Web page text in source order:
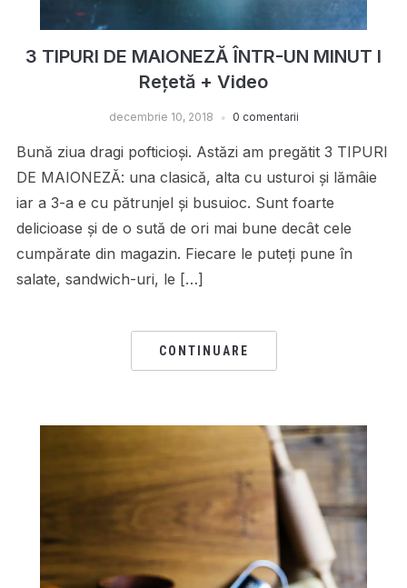
3 TIPURI DE MAIONEZĂ ÎNTR-UN MINUT I
Rețetă + Video
decembrie 10, 2018 0 comentarii
Bună ziua dragi pofticioși. Astăzi am pregătit 3 TIPURI
DE MAIONEZĂ: una clasică, alta cu usturoi și lămâie
iar a 3-a e cu pătrunjel și busuioc. Sunt foarte
delicioase și de o sută de ori mai bune decât cele
cumpărate din magazin. Fiecare le puteți pune în
salate, sandwich-uri, le […]
CONTINUARE